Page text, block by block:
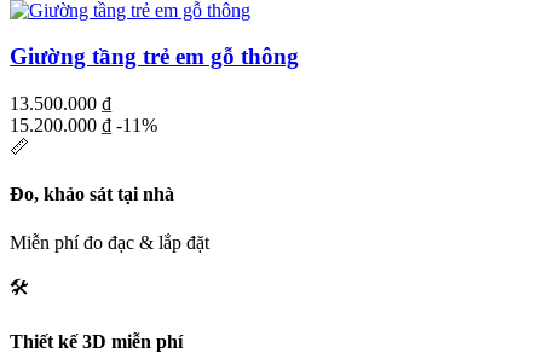
Giường tầng trẻ em gỗ thông
13.500.000 ₫
15.200.000 ₫ -11%
📏
Đo, khảo sát tại nhà
Miễn phí đo đạc & lắp đặt
🛠️
Thiết kế 3D miễn phí